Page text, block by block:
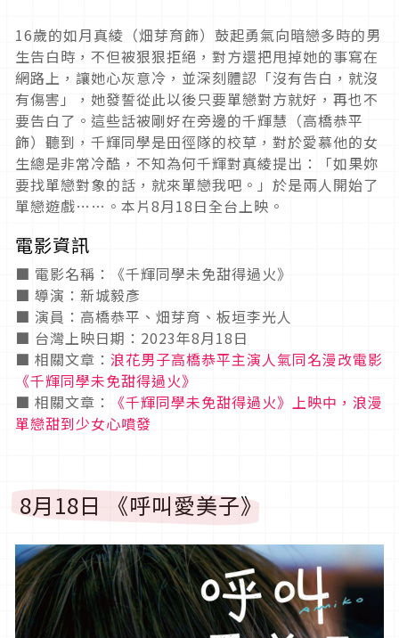
16歲的如月真綾（畑芽育飾）鼓起勇氣向暗戀多時的男
生告白時，不但被狠狠拒絕，對方還把甩掉她的事寫在
網路上，讓她心灰意冷，並深刻體認「沒有告白，就沒
有傷害」，她發誓從此以後只要單戀對方就好，再也不
要告白了。這些話被剛好在旁邊的千輝慧（高橋恭平
飾）聽到，千輝同學是田徑隊的校草，對於愛慕他的女
生總是非常冷酷，不知為何千輝對真綾提出：「如果妳
要找單戀對象的話，就來單戀我吧。」於是兩人開始了
單戀遊戲……。本片8月18日全台上映。
電影資訊
■ 電影名稱：《千輝同學未免甜得過火》
■ 導演：新城毅彥
■ 演員：高橋恭平、畑芽育、板垣李光人
■ 台灣上映日期：2023年8月18日
■ 相關文章： 浪花男子高橋恭平主演人氣同名漫改電影
《千輝同學未免甜得過火》
■ 相關文章：
《千輝同學未免甜得過火》上映中，浪漫
單戀甜到少女心噴發
8月18日 《呼叫愛美子》